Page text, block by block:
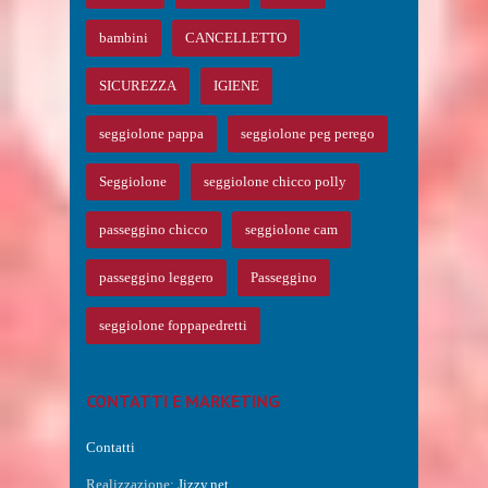
bambini CANCELLETTO
SICUREZZA IGIENE
seggiolone pappa seggiolone peg perego
Seggiolone seggiolone chicco polly
passeggino chicco seggiolone cam
passeggino leggero Passeggino
seggiolone foppapedretti
CONTATTI E MARKETING
Contatti
Realizzazione: Jizzy.net